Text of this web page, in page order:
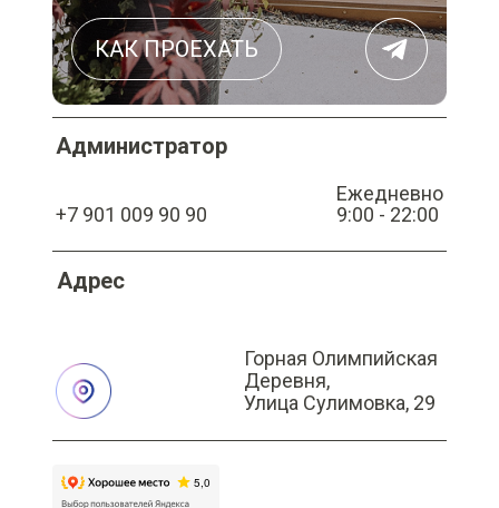
Ежедневно
9:00 - 22:00
Горная Олимпийская
Деревня,
Улица Сулимовка, 29
+7 901 009 90 90
Администратор
Адрес
КАК ПРОЕХАТЬ